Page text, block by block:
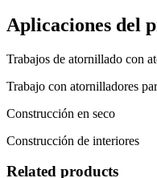
Aplicaciones del
Trabajos de atornillado con
Trabajo con atornilladores
Construcción en seco
Construcción de interiores
Related products